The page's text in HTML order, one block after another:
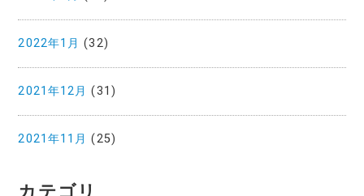
2022年1月 (32)
2021年12月 (31)
2021年11月 (25)
カテゴリ